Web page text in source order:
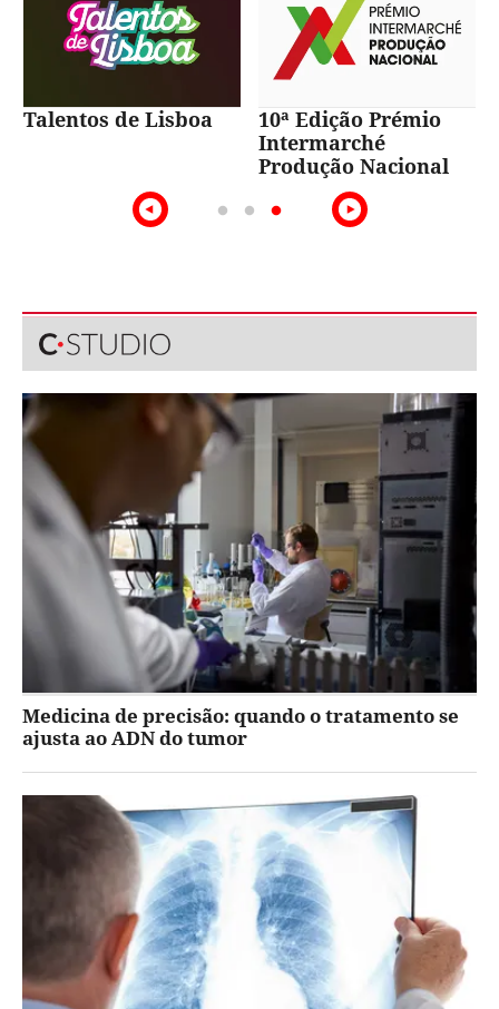
Talentos de Lisboa
10ª Edição Prémio
Intermarché
Produção Nacional
Medicina de precisão: quando o tratamento se
ajusta ao ADN do tumor